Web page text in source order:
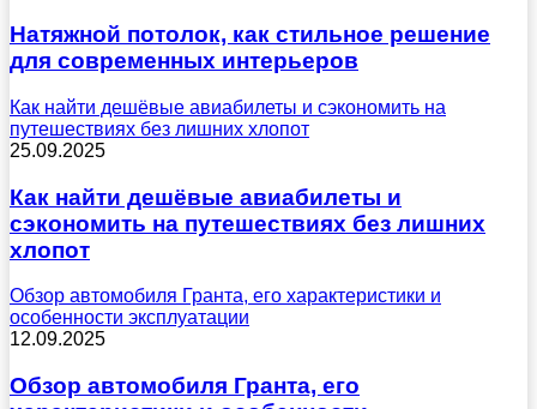
Натяжной потолок, как стильное решение
для современных интерьеров
Как найти дешёвые авиабилеты и сэкономить на
путешествиях без лишних хлопот
25.09.2025
Как найти дешёвые авиабилеты и
сэкономить на путешествиях без лишних
хлопот
Обзор автомобиля Гранта, его характеристики и
особенности эксплуатации
12.09.2025
Обзор автомобиля Гранта, его